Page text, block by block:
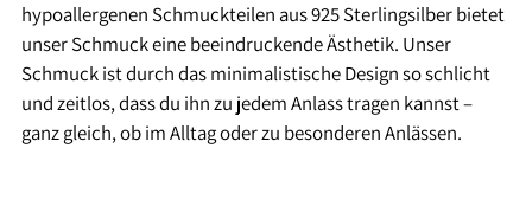
hypoallergenen Schmuckteilen aus 925 Sterlingsilber bietet
unser Schmuck eine beeindruckende Ästhetik. Unser
Schmuck ist durch das minimalistische Design so schlicht
und zeitlos, dass du ihn zu jedem Anlass tragen kannst –
ganz gleich, ob im Alltag oder zu besonderen Anlässen.